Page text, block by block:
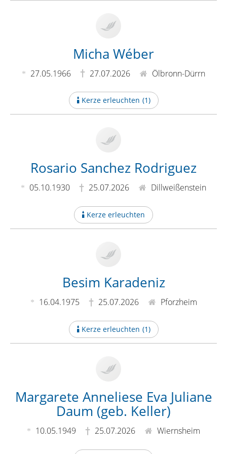
Micha Wéber
27.05.1966 27.07.2026 Ölbronn-Dürrn
Kerze erleuchten (1)
Rosario Sanchez Rodriguez
05.10.1930 25.07.2026 Dillweißenstein
Kerze erleuchten
Besim Karadeniz
16.04.1975 25.07.2026 Pforzheim
Kerze erleuchten (1)
Margarete Anneliese Eva Juliane
Daum (geb. Keller)
10.05.1949 25.07.2026 Wiernsheim